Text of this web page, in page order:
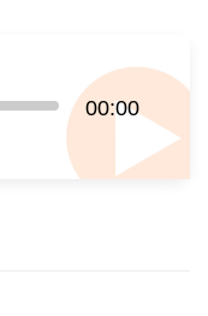
00:00